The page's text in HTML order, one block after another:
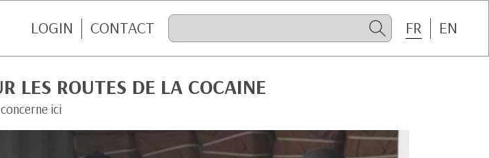
LOGIN CONTACT FR EN
LES ROUTES DE LA COCAINE
ici